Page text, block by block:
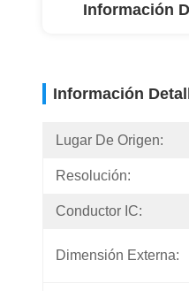
Información
Información
Lugar De Origen:
Resolución:
Conductor IC:
Dimensión Externa: